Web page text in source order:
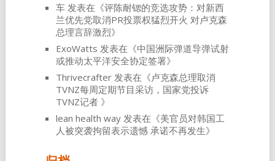
车发表在《评陈耐锶的竞选攻势：对新西
兰优先党取消PR投票权猛烈开火 对卢克森
总理言辞激烈》
ExoWatts 发表在《中国洲际弹道导弹试射
或推动太平洋安全协定签署》
Thrivecrafter发表在《卢克森总理取消
TVNZ每周定期节目采访，国家党投诉
TVNZ记者 》
lean health way发表在《美官员对韩国工
人被突袭拘留表示遗憾 承诺不再发生》